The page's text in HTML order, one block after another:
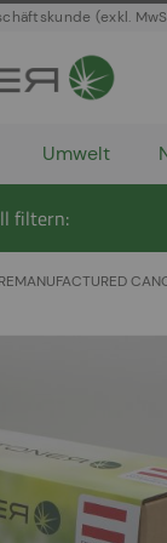
(exkl.
Umwelt
filtern: